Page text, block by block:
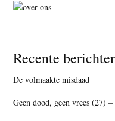
Recente
De volmaakte misdaad
Geen dood, geen vrees (27)